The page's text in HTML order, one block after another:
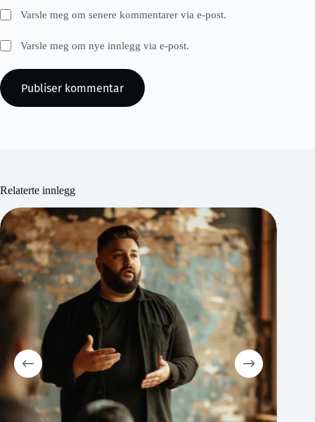
Varsle meg om senere kommentarer via e-post.
Varsle meg om nye innlegg via e-post.
Publiser kommentar
Relaterte innlegg